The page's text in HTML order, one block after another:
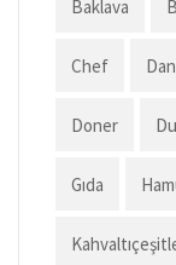
Baklava
Chef
Doner
Gıda